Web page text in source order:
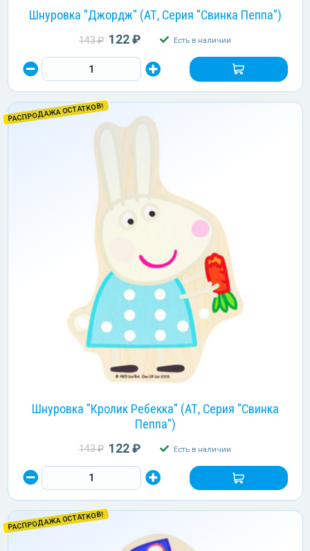
Шнуровка "Джордж" (АТ, Серия "Свинка Пеппа")
143 ₽ 122 ₽ Есть в наличии
РАСПРОДАЖА ОСТАТКОВ!
Шнуровка "Кролик Ребекка" (АТ, Серия "Свинка
Пеппа")
143 ₽ 122 ₽ Есть в наличии
РАСПРОДАЖА ОСТАТКОВ!